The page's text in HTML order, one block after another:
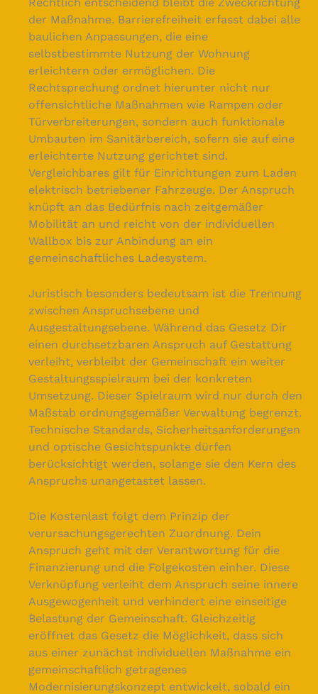
Rechtlich entscheidend bleibt die Zweckrichtung
der Maßnahme. Barrierefreiheit erfasst dabei alle
baulichen Anpassungen, die eine
selbstbestimmte Nutzung der Wohnung
erleichtern oder ermöglichen. Die
Rechtsprechung ordnet hierunter nicht nur
offensichtliche Maßnahmen wie Rampen oder
Türverbreiterungen, sondern auch funktionale
Umbauten im Sanitärbereich, sofern sie auf eine
erleichterte Nutzung gerichtet sind.
Vergleichbares gilt für Einrichtungen zum Laden
elektrisch betriebener Fahrzeuge. Der Anspruch
knüpft an das Bedürfnis nach zeitgemäßer
Mobilität an und reicht von der individuellen
Wallbox bis zur Anbindung an ein
gemeinschaftliches Ladesystem.
Juristisch besonders bedeutsam ist die Trennung
zwischen Anspruchsebene und
Ausgestaltungsebene. Während das Gesetz Dir
einen durchsetzbaren Anspruch auf Gestattung
verleiht, verbleibt der Gemeinschaft ein weiter
Gestaltungsspielraum bei der konkreten
Umsetzung. Dieser Spielraum wird nur durch den
Maßstab ordnungsgemäßer Verwaltung begrenzt.
Technische Standards, Sicherheitsanforderungen
und optische Gesichtspunkte dürfen
berücksichtigt werden, solange sie den Kern des
Anspruchs unangetastet lassen.
Die Kostenlast folgt dem Prinzip der
verursachungsgerechten Zuordnung. Dein
Anspruch geht mit der Verantwortung für die
Finanzierung und die Folgekosten einher. Diese
Verknüpfung verleiht dem Anspruch seine innere
Ausgewogenheit und verhindert eine einseitige
Belastung der Gemeinschaft. Gleichzeitig
eröffnet das Gesetz die Möglichkeit, dass sich
aus einer zunächst individuellen Maßnahme ein
gemeinschaftlich getragenes
Modernisierungskonzept entwickelt, sobald ein